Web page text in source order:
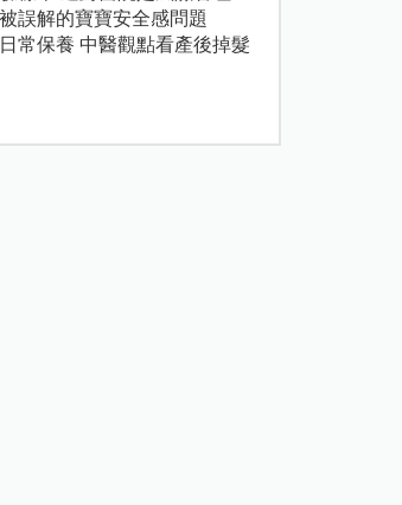
誤解的寶寶安全感問題
常保養 中醫觀點看產後掉髮